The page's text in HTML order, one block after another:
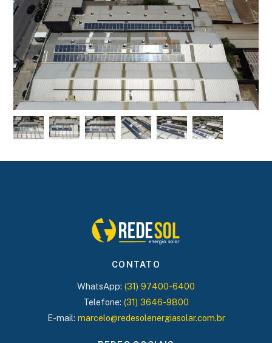
CONTATO
WhatsApp: (31) 97400-6400
Telefone: (31) 3646-9800
E-mail: marcelo@redesolenergiasolar.com.br